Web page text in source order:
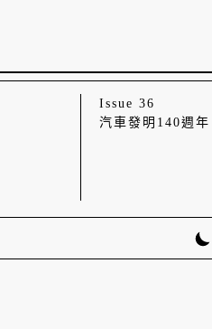
Issue 36
汽車發明140週年